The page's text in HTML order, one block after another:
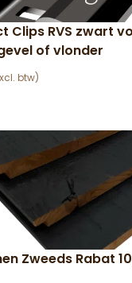
Clips RVS zwart
of vlonder
Zweeds Rabat